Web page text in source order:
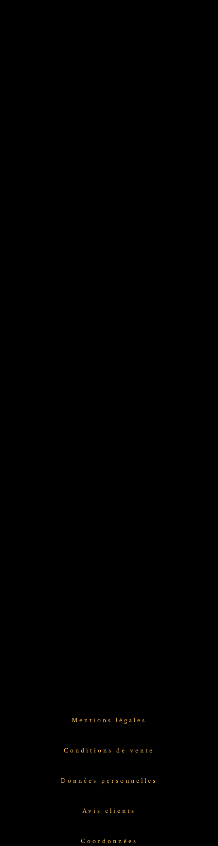
Mentions légales
Conditions de vente
Données personnelles
Avis clients
Coordonnées